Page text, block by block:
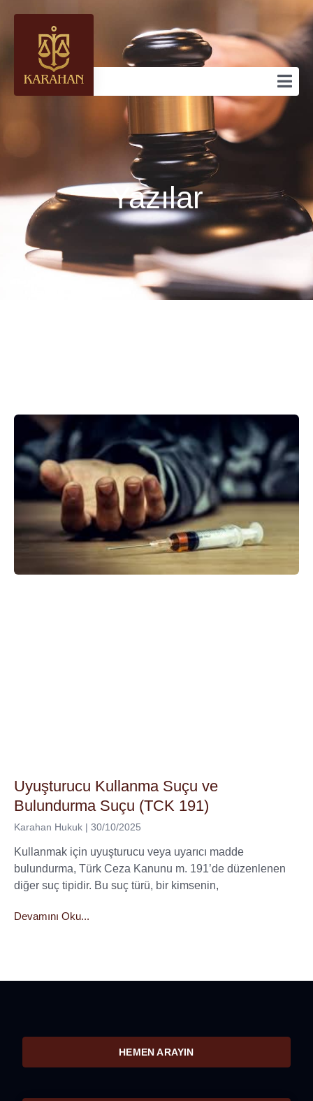
Yazılar
Uyuşturucu Kullanma Suçu ve
Bulundurma Suçu (TCK 191)
Karahan Hukuk 30/10/2025
Kullanmak için uyuşturucu veya uyarıcı madde
bulundurma, Türk Ceza Kanunu m. 191’de düzenlenen
diğer suç tipidir. Bu suç türü, bir kimsenin,
Devamını Oku...
HEMEN ARAYIN